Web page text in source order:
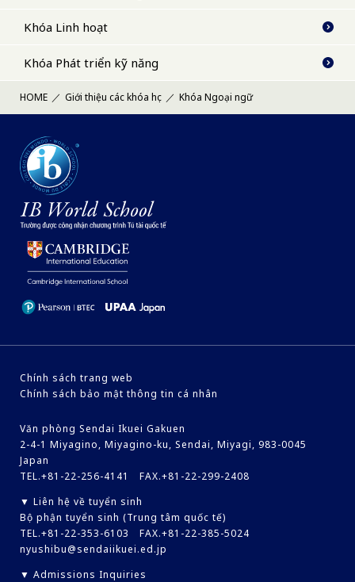
Khóa Linh hoạt
Khóa Phát triển kỹ năng
HOME Giới thiệu các khóa học Khóa Ngoại ngữ
Chính sách trang web
Chính sách bảo mật thông tin cá nhân
Văn phòng Sendai Ikuei Gakuen
2-4-1 Miyagino, Miyagino-ku, Sendai, Miyagi, 983-0045
Japan
TEL.+81-22-256-4141 FAX.+81-22-299-2408
▼ Liên hệ về tuyển sinh
Bộ phận tuyển sinh (Trung tâm quốc tế)
TEL.+81-22-353-6103 FAX.+81-22-385-5024
nyushibu@sendaiikuei.ed.jp
▼ Admissions Inquiries